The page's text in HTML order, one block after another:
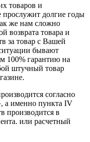
товаров и
прослужит долгие годы
же нам сложно
возврата товара и
за товар с Вашей
бывают
100% гарантию на
штучный товар
согласно
а именно пункта IV
производится в
или расчетный